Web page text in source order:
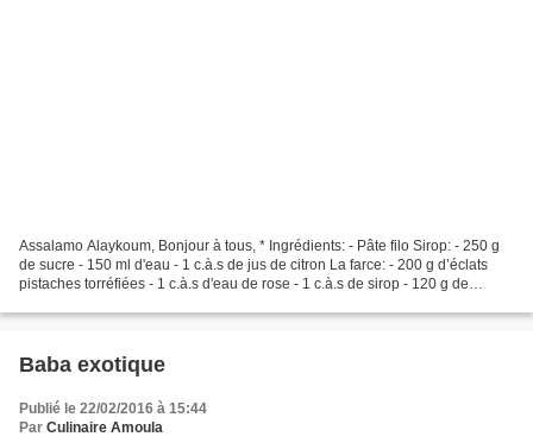
Assalamo Alaykoum, Bonjour à tous, * Ingrédients: - Pâte filo Sirop: - 250 g
de sucre - 150 ml d'eau - 1 c.à.s de jus de citron La farce: - 200 g d’éclats
pistaches torréfiées - 1 c.à.s d'eau de rose - 1 c.à.s de sirop - 120 g de
Baba exotique
Publié le 22/02/2016 à 15:44
Par Culinaire Amoula